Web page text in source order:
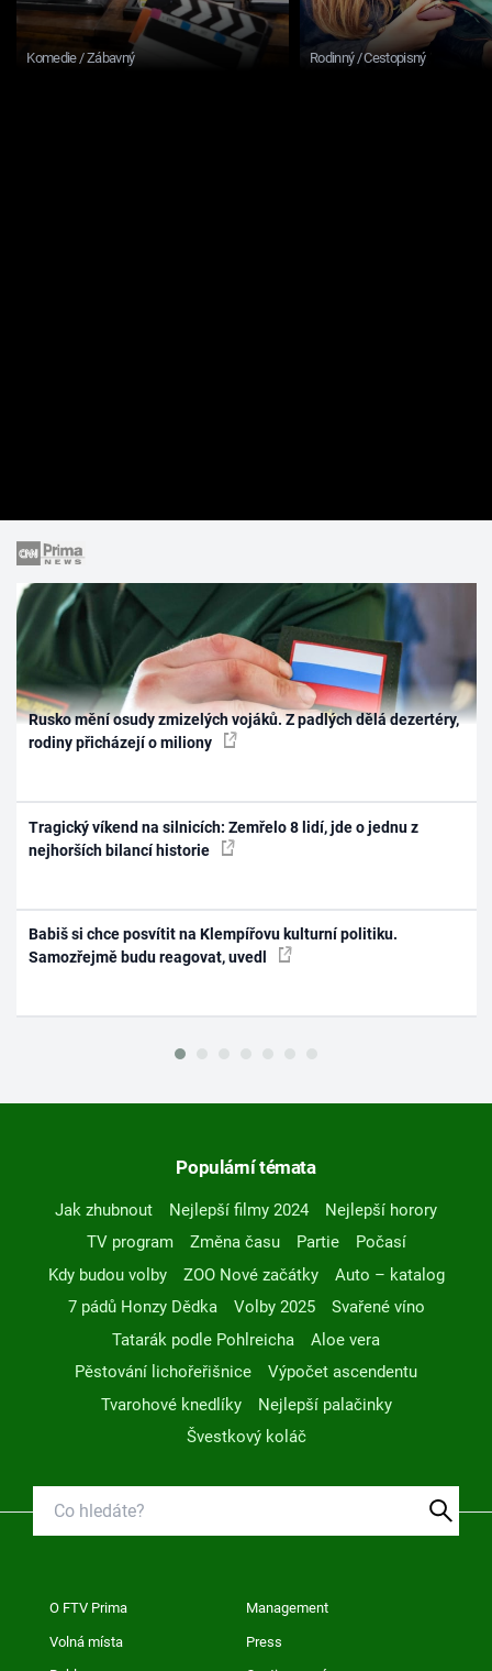
Komedie / Zábavný Rodinný / Cestopisný
Rusko mění osudy zmizelých vojáků. Z padlých dělá dezertéry,
rodiny přicházejí o miliony
Tragický víkend na silnicích: Zemřelo 8 lidí, jde o jednu z
nejhorších bilancí historie
Babiš si chce posvítit na Klempířovu kulturní politiku.
Samozřejmě budu reagovat, uvedl
Populární témata
Jak zhubnout Nejlepší filmy 2024
Nejlepší horory
TV program
Změna času Partie
Počasí
Kdy budou volby
ZOO Nové začátky
Auto – katalog
7 pádů Honzy Dědka
Volby 2025
Svařené víno
Tatarák podle Pohlreicha
Aloe vera
Pěstování lichořeřišnice
Výpočet ascendentu
Tvarohové knedlíky
Nejlepší palačinky
Švestkový koláč
O FTV Prima Management
Volná místa Press